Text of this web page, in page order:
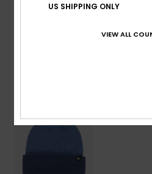
US SHIPPING ONLY
VIEW ALL